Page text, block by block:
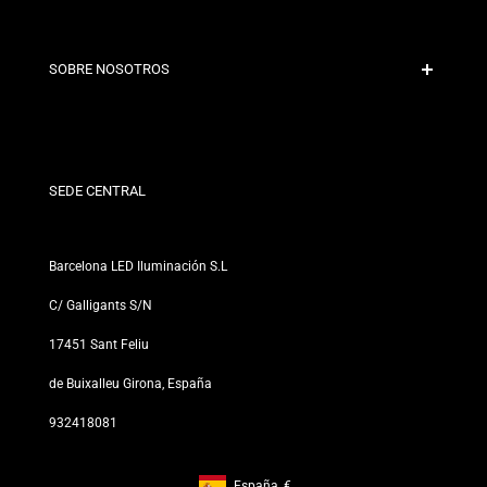
Contacto
SOBRE NOSOTROS
Nuestras Tiendas
SEDE CENTRAL
Barcelona LED Iluminación S.L
C/ Galligants S/N
17451 Sant Feliu
de Buixalleu Girona, España
932418081